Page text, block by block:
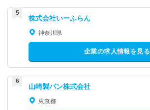
株式会社いーふらん
神奈川県
企業の求人情報を見る
山崎製パン株式会社
東京都